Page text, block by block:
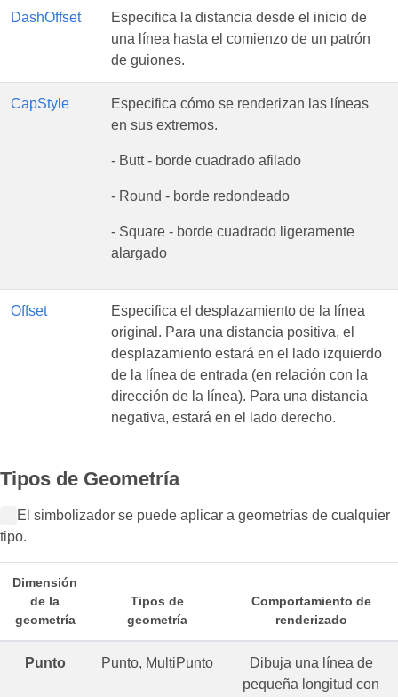
DashOffset
Especifica la distancia desde el inicio de
una línea hasta el comienzo de un patrón
de guiones.
CapStyle
Especifica cómo se renderizan las líneas
en sus extremos.
- Butt - borde cuadrado afilado
- Round - borde redondeado
- Square - borde cuadrado ligeramente
alargado
Offset
Especifica el desplazamiento de la línea
original. Para una distancia positiva, el
desplazamiento estará en el lado izquierdo
de la línea de entrada (en relación con la
dirección de la línea). Para una distancia
negativa, estará en el lado derecho.
Tipos de Geometría
El simbolizador se puede aplicar a geometrías de cualquier
tipo.
Dimensión
de la
geometría
Tipos de
geometría
Comportamiento de
renderizado
Punto Punto, MultiPunto
Dibuja una línea de
pequeña longitud con